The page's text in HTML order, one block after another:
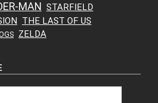
MAN STARFIELD
THE LAST OF US
ZELDA